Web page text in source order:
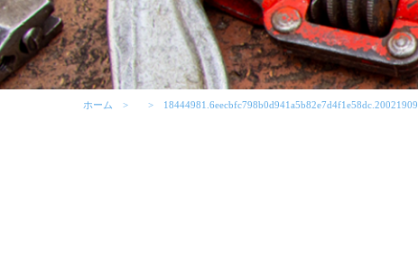
ホーム 18444981.6eecbfc798b0d941a5b82e7d4f1e58dc.20021909